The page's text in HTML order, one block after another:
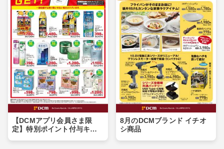
【DCMアプリ会員さま限
定】特別ポイント付与キャ
8月のDCMブランド イチオ
シ商品